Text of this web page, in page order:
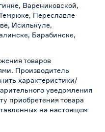
Варениковской,
Переславле-
Исилькуле,
Барабинске,
товаров
Производитель
характеристики/
уведомления
приобретения товара
на настоящем